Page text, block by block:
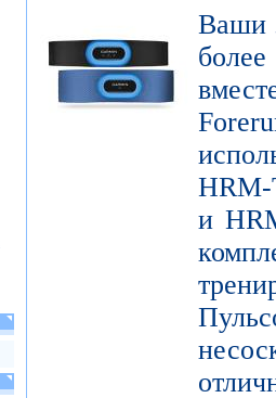
Ваши
и